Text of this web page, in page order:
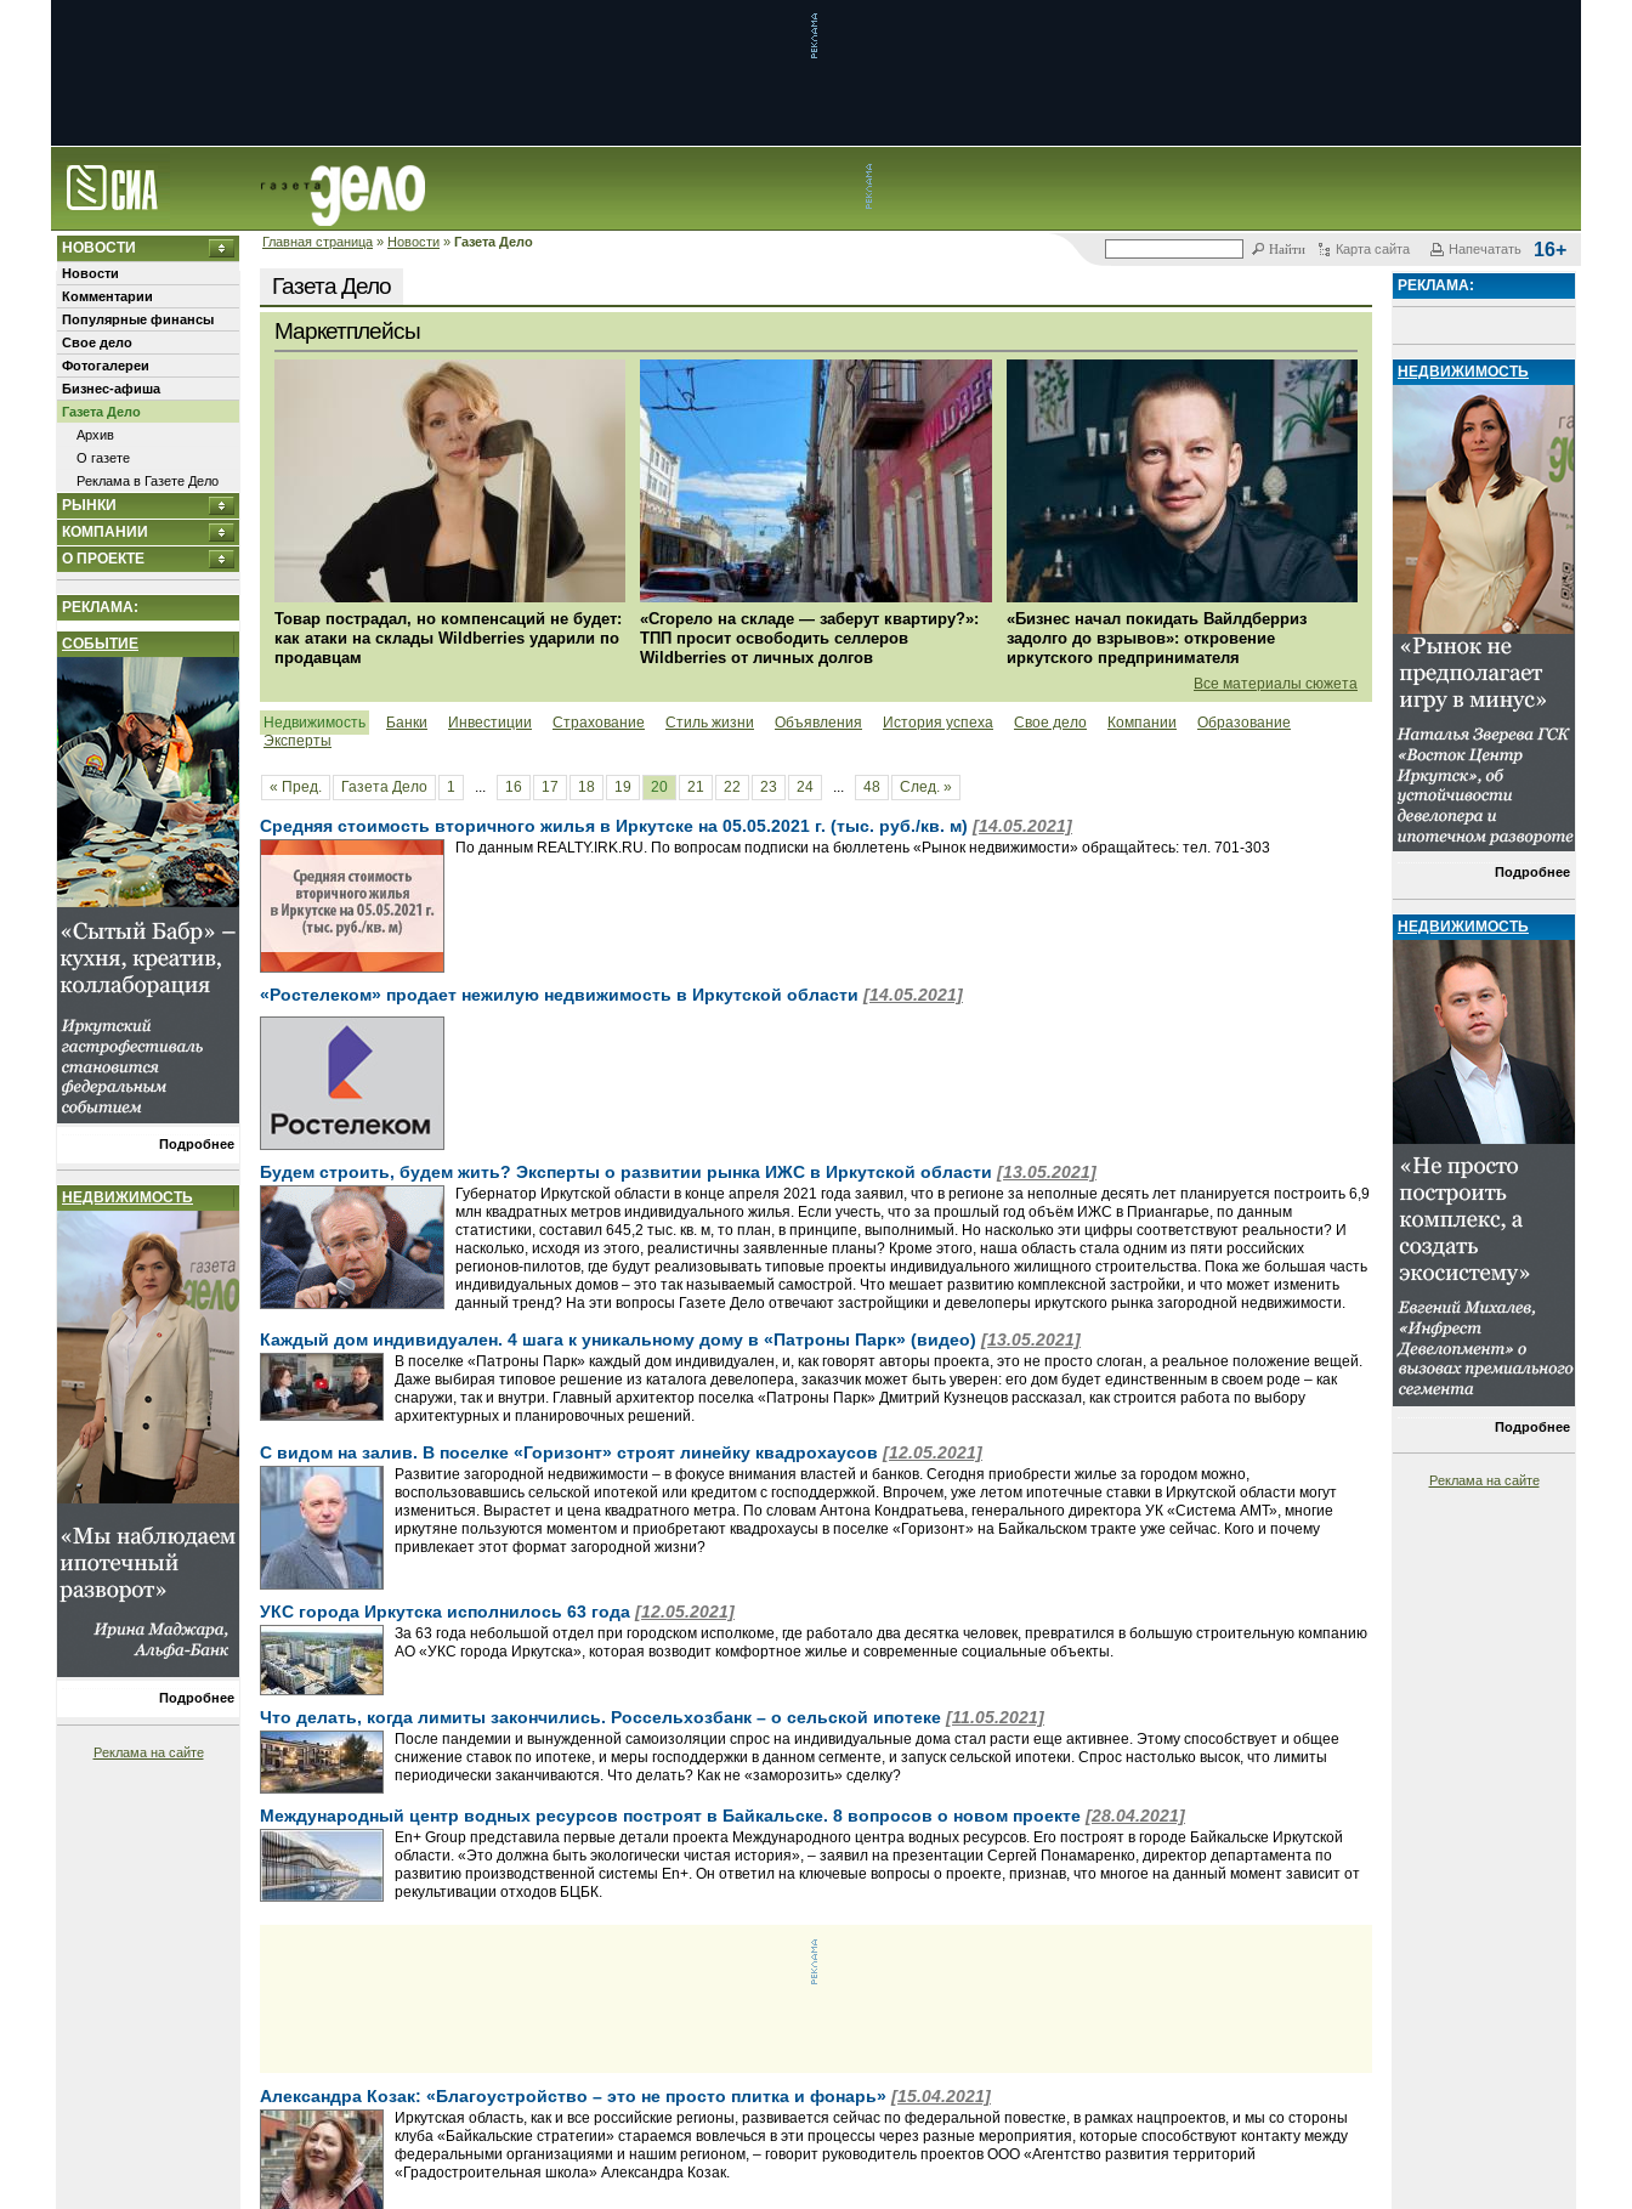
Главная страница » Новости » Газета Дело
Карта сайта Напечатать 16+
НОВОСТИ
Новости
Комментарии
Популярные финансы
Свое дело
Фотогалереи
Бизнес-афиша
Газета Дело
Архив
О газете
Реклама в Газете Дело
РЫНКИ
КОМПАНИИ
О ПРОЕКТЕ
РЕКЛАМА:
СОБЫТИЕ
Подробнее
НЕДВИЖИМОСТЬ
Подробнее
Реклама на сайте
Газета Дело
Маркетплейсы
Товар пострадал, но компенсаций не будет:
как атаки на склады Wildberries ударили по
продавцам
«Сгорело на складе — заберут квартиру?»:
ТПП просит освободить селлеров
Wildberries от личных долгов
«Бизнес начал покидать Вайлдберриз
задолго до взрывов»: откровение
иркутского предпринимателя
Все материалы сюжета
Недвижимость Банки Инвестиции Страхование Стиль жизни Объявления История успеха Свое дело Компании
Образование
Эксперты
« Пред. Газета Дело 1 ... 16 17 18 19 20 21 22 23 24 ... 48 След. »
Средняя стоимость вторичного жилья в Иркутске на 05.05.2021 г. (тыс. руб./кв. м) [14.05.2021]
По данным REALTY.IRK.RU. По вопросам подписки на бюллетень «Рынок недвижимости» обращайтесь: тел. 701-303
«Ростелеком» продает нежилую недвижимость в Иркутской области [14.05.2021]
Будем строить, будем жить? Эксперты о развитии рынка ИЖС в Иркутской области [13.05.2021]
Губернатор Иркутской области в конце апреля 2021 года заявил, что в регионе за неполные десять лет планируется построить 6,9
млн квадратных метров индивидуального жилья. Если учесть, что за прошлый год объём ИЖС в Приангарье, по данным
статистики, составил 645,2 тыс. кв. м, то план, в принципе, выполнимый. Но насколько эти цифры соответствуют реальности? И
насколько, исходя из этого, реалистичны заявленные планы? Кроме этого, наша область стала одним из пяти российских
регионов-пилотов, где будут реализовывать типовые проекты индивидуального жилищного строительства. Пока же большая часть
индивидуальных домов – это так называемый самострой. Что мешает развитию комплексной застройки, и что может изменить
данный тренд? На эти вопросы Газете Дело отвечают застройщики и девелоперы иркутского рынка загородной недвижимости.
Каждый дом индивидуален. 4 шага к уникальному дому в «Патроны Парк» (видео) [13.05.2021]
В поселке «Патроны Парк» каждый дом индивидуален, и, как говорят авторы проекта, это не просто слоган, а реальное положение вещей.
Даже выбирая типовое решение из каталога девелопера, заказчик может быть уверен: его дом будет единственным в своем роде – как
снаружи, так и внутри. Главный архитектор поселка «Патроны Парк» Дмитрий Кузнецов рассказал, как строится работа по выбору
архитектурных и планировочных решений.
С видом на залив. В поселке «Горизонт» строят линейку квадрохаусов [12.05.2021]
Развитие загородной недвижимости – в фокусе внимания властей и банков. Сегодня приобрести жилье за городом можно,
воспользовавшись сельской ипотекой или кредитом с господдержкой. Впрочем, уже летом ипотечные ставки в Иркутской области могут
измениться. Вырастет и цена квадратного метра. По словам Антона Кондратьева, генерального директора УК «Система АМТ», многие
иркутяне пользуются моментом и приобретают квадрохаусы в поселке «Горизонт» на Байкальском тракте уже сейчас. Кого и почему
привлекает этот формат загородной жизни?
УКС города Иркутска исполнилось 63 года [12.05.2021]
За 63 года небольшой отдел при городском исполкоме, где работало два десятка человек, превратился в большую строительную компанию
АО «УКС города Иркутска», которая возводит комфортное жилье и современные социальные объекты.
Что делать, когда лимиты закончились. Россельхозбанк – о сельской ипотеке [11.05.2021]
После пандемии и вынужденной самоизоляции спрос на индивидуальные дома стал расти еще активнее. Этому способствует и общее
снижение ставок по ипотеке, и меры господдержки в данном сегменте, и запуск сельской ипотеки. Спрос настолько высок, что лимиты
периодически заканчиваются. Что делать? Как не «заморозить» сделку?
Международный центр водных ресурсов построят в Байкальске. 8 вопросов о новом проекте [28.04.2021]
En+ Group представила первые детали проекта Международного центра водных ресурсов. Его построят в городе Байкальске Иркутской
области. «Это должна быть экологически чистая история», – заявил на презентации Сергей Понамаренко, директор департамента по
развитию производственной системы En+. Он ответил на ключевые вопросы о проекте, признав, что многое на данный момент зависит от
рекультивации отходов БЦБК.
Александра Козак: «Благоустройство – это не просто плитка и фонарь» [15.04.2021]
Иркутская область, как и все российские регионы, развивается сейчас по федеральной повестке, в рамках нацпроектов, и мы со стороны
клуба «Байкальские стратегии» стараемся вовлечься в эти процессы через разные мероприятия, которые способствуют контакту между
федеральными организациями и нашим регионом, – говорит руководитель проектов ООО «Агентство развития территорий
«Градостроительная школа» Александра Козак.
РЕКЛАМА:
НЕДВИЖИМОСТЬ
Подробнее
НЕДВИЖИМОСТЬ
Подробнее
Реклама на сайте